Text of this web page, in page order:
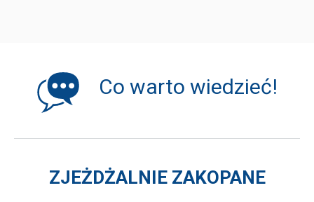
Co warto wiedzieć!
ZJEŻDŻALNIE ZAKOPANE